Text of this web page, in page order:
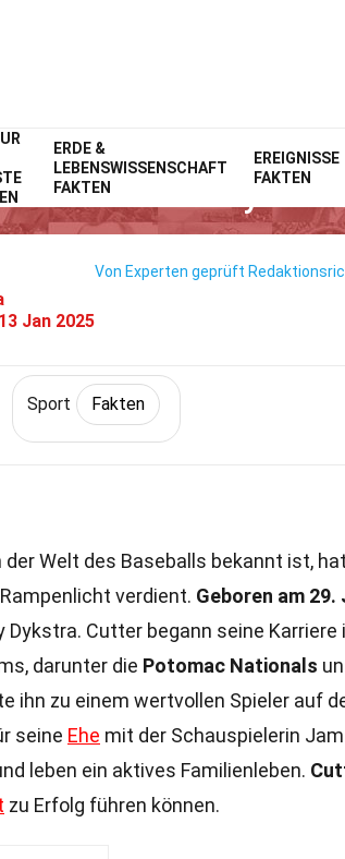
ERDE &
LEBENSWISSENSCHAFT
FAKTEN
EREIGNISSE
FAKTEN
LebensstilFakten Fakten
Über Cutter Dykstra
13 Jan 2025
Von Experten geprüft
Sport Fakten
der Welt des Baseballs bekannt ist,
verdient. Geboren am 29.
Dykstra. Cutter begann seine Karriere
darunter die Potomac Nationals
ihn zu einem wertvollen Spieler auf
seine Ehe mit der Schauspielerin
leben ein aktives Familienleben.
zu Erfolg führen können.